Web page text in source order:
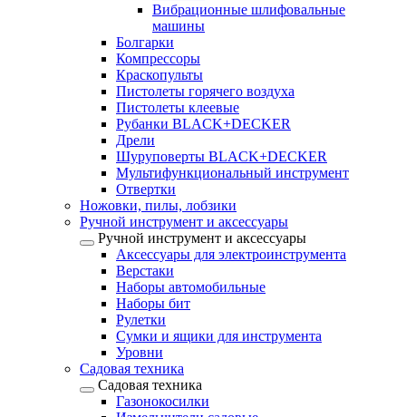
Вибрационные шлифовальные
машины
Болгарки
Компрессоры
Краскопульты
Пистолеты горячего воздуха
Пистолеты клеевые
Рубанки BLACK+DECKER
Дрели
Шуруповерты BLACK+DECKER
Мультифункциональный инструмент
Отвертки
Ножовки, пилы, лобзики
Ручной инструмент и аксессуары
Ручной инструмент и аксессуары
Аксессуары для электроинструмента
Верстаки
Наборы автомобильные
Наборы бит
Рулетки
Сумки и ящики для инструмента
Уровни
Садовая техника
Садовая техника
Газонокосилки